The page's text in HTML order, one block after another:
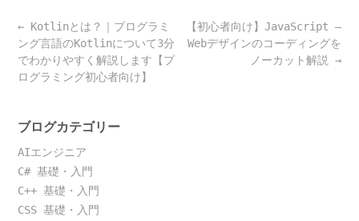
Post
navigation
【初心者向け】JavaScript –
Webデザインのコーディングを
ノーカット解説 →
← Kotlinとは？｜プログラミ
ング言語のKotlinについて3分
でわかりやすく解説します【プ
ログラミング初心者向け】
ブログカテゴリー
AIエンジニア
C# 基礎・入門
C++ 基礎・入門
CSS 基礎・入門